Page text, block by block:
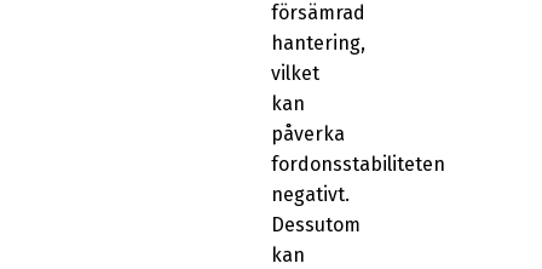
försämrad
hantering,
vilket
kan
påverka
fordonsstabiliteten
negativt.
Dessutom
kan